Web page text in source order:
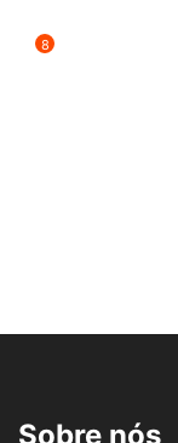
8
Sobre nós